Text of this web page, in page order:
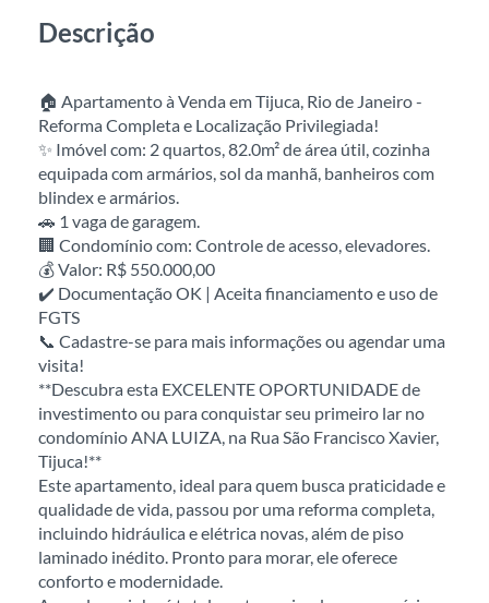
Descrição
🏠 Apartamento à Venda em Tijuca, Rio de Janeiro -
Reforma Completa e Localização Privilegiada!
✨ Imóvel com: 2 quartos, 82.0m² de área útil, cozinha
equipada com armários, sol da manhã, banheiros com
blindex e armários.
🚗 1 vaga de garagem.
🏢 Condomínio com: Controle de acesso, elevadores.
💰 Valor: R$ 550.000,00
✔️ Documentação OK | Aceita financiamento e uso de
FGTS
📞 Cadastre-se para mais informações ou agendar uma
visita!
**Descubra esta EXCELENTE OPORTUNIDADE de
investimento ou para conquistar seu primeiro lar no
condomínio ANA LUIZA, na Rua São Francisco Xavier,
Tijuca!**
Este apartamento, ideal para quem busca praticidade e
qualidade de vida, passou por uma reforma completa,
incluindo hidráulica e elétrica novas, além de piso
laminado inédito. Pronto para morar, ele oferece
conforto e modernidade.